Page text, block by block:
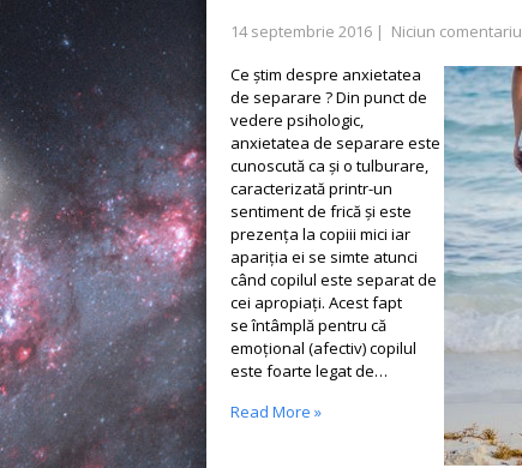
14 septembrie 2016 | Niciun comentariu
Ce ştim despre anxietatea
de separare ? Din punct de
vedere psihologic,
anxietatea de separare este
cunoscută ca şi o tulburare,
caracterizată printr-un
sentiment de frică şi este
prezenţa la copiii mici iar
apariţia ei se simte atunci
când copilul este separat de
cei apropiaţi. Acest fapt
se întâmplă pentru că
emoţional (afectiv) copilul
este foarte legat de…
Read More »